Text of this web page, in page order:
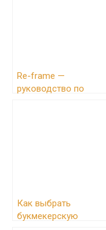
Re-frame —
руководство по
Как выбрать
букмекерскую